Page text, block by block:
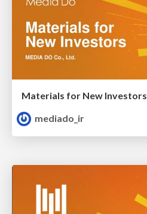
Materials for New Investors
mediado_ir